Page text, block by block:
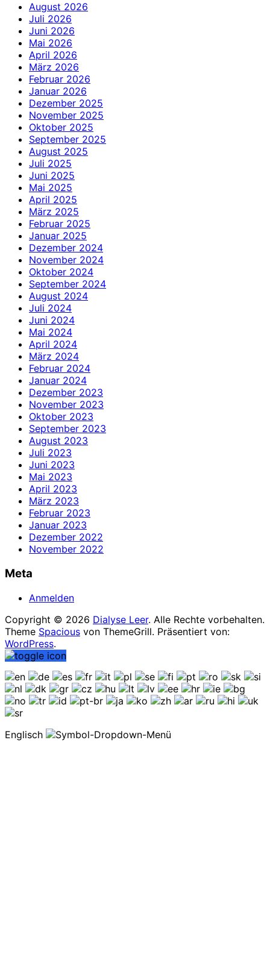
August 2026
Juli 2026
Juni 2026
Mai 2026
April 2026
März 2026
Februar 2026
Januar 2026
Dezember 2025
November 2025
Oktober 2025
September 2025
August 2025
Juli 2025
Juni 2025
Mai 2025
April 2025
März 2025
Februar 2025
Januar 2025
Dezember 2024
November 2024
Oktober 2024
September 2024
August 2024
Juli 2024
Juni 2024
Mai 2024
April 2024
März 2024
Februar 2024
Januar 2024
Dezember 2023
November 2023
Oktober 2023
September 2023
August 2023
Juli 2023
Juni 2023
Mai 2023
April 2023
März 2023
Februar 2023
Januar 2023
Dezember 2022
November 2022
Meta
Anmelden
Copyright © 2026 Dialyse Leer. Alle Rechte vorbehalten.
Theme Spacious von ThemeGrill. Präsentiert von:
WordPress.
Englisch